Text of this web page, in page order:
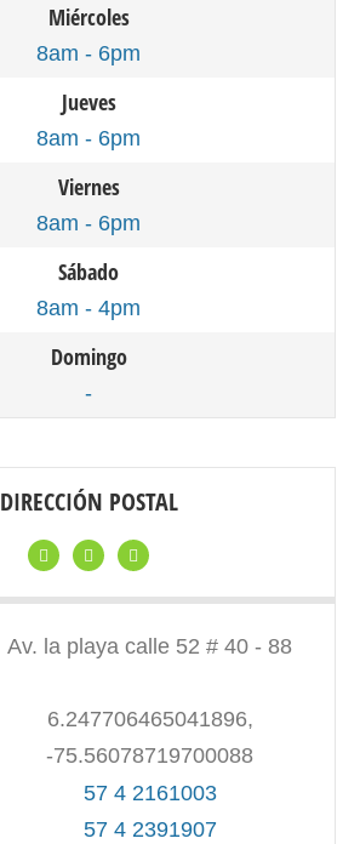
Miércoles
8am - 6pm
Jueves
8am - 6pm
Viernes
8am - 6pm
Sábado
8am - 4pm
Domingo
-
DIRECCIÓN POSTAL
Av. la playa calle 52 # 40 - 88
6.247706465041896,
-75.56078719700088
57 4 2161003
57 4 2391907